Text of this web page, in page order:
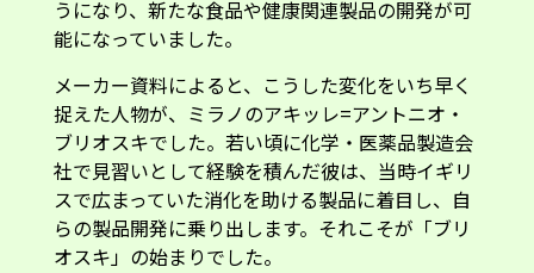
うになり、新たな食品や健康関連製品の開発が可
能になっていました。
メーカー資料によると、こうした変化をいち早く
捉えた人物が、ミラノのアキッレ=アントニオ・
ブリオスキでした。若い頃に化学・医薬品製造会
社で見習いとして経験を積んだ彼は、当時イギリ
スで広まっていた消化を助ける製品に着目し、自
らの製品開発に乗り出します。それこそが「ブリ
オスキ」の始まりでした。